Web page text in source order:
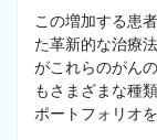
この増加する患
た革新的な治療
がこれらのがん
もさまざまな種
ポートフォリオ